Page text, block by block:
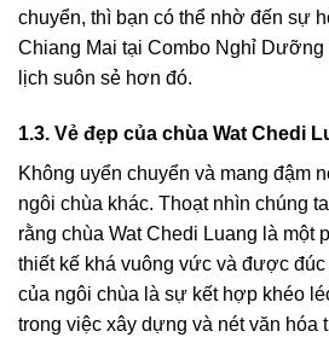
chuyển, thì bạn có thể nhờ đến sự
Chiang Mai tại Combo Nghỉ Dưỡng
lịch suôn sẻ hơn đó.
1.3. Vẻ đẹp của chùa Wat Chedi
Không uyển chuyển và mang đậm
ngôi chùa khác. Thoạt nhìn chúng
rằng chùa Wat Chedi Luang là một
thiết kế khá vuông vức và được
của ngôi chùa là sự kết hợp khéo
trong việc xây dựng và nét văn hóa